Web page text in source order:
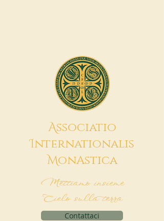
Associatio
Internationalis
MonAstica
Mettiamo insieme
Cielo sulla terra
Contattaci